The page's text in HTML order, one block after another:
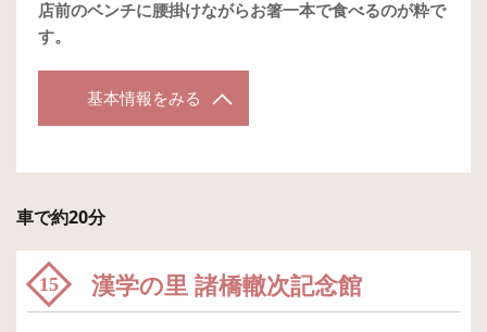
店前のベンチに腰掛けながらお箸一本で食べるのが粋で
す。
基本情報をみる
車で約20分
15 漢学の里 諸橋轍次記念館